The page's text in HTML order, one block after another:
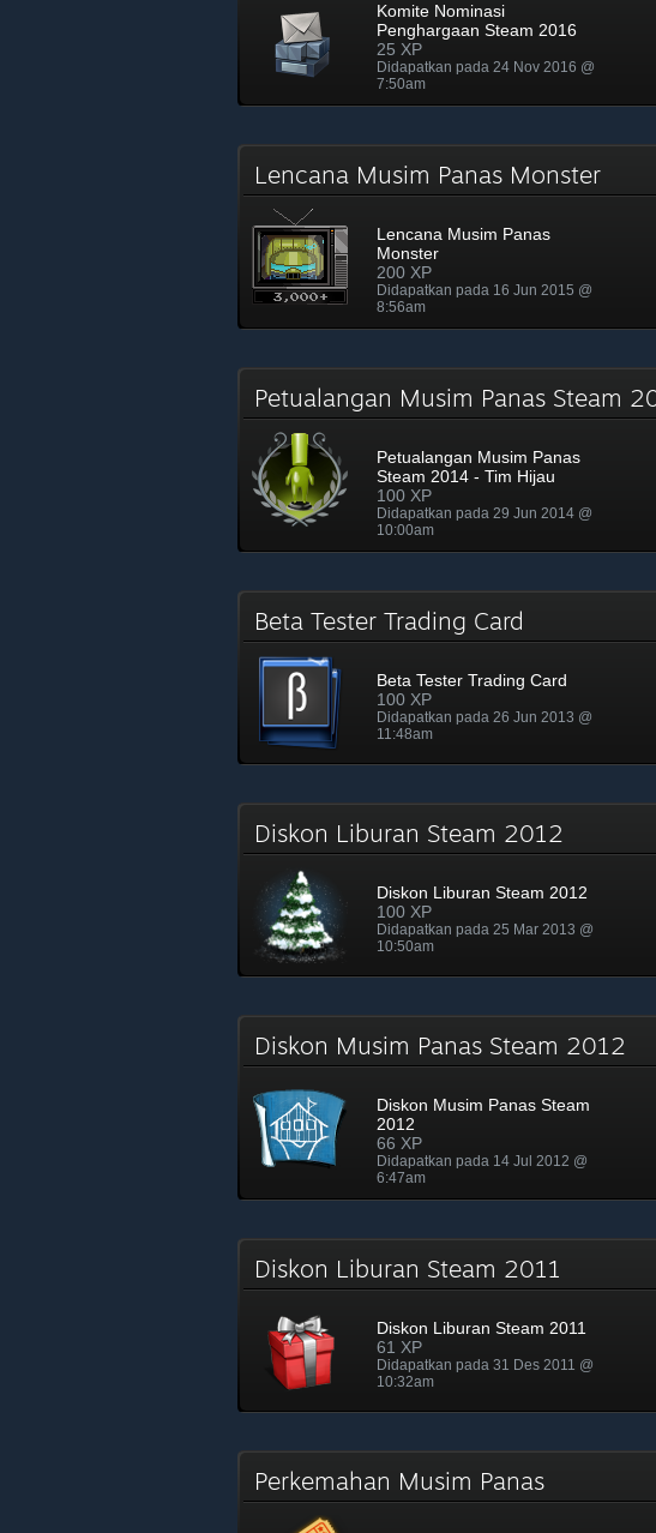
Komite Nominasi
Penghargaan Steam 2016
25 XP
Didapatkan pada 24 Nov 2016 @
7:50am
Lencana Musim Panas Monster
Lencana Musim Panas
Monster
200 XP
Didapatkan pada 16 Jun 2015 @
8:56am
Petualangan Musim Panas Steam
Petualangan Musim Panas
Steam 2014 - Tim Hijau
100 XP
Didapatkan pada 29 Jun 2014 @
10:00am
Beta Tester Trading Card
Beta Tester Trading Card
100 XP
Didapatkan pada 26 Jun 2013 @
11:48am
Diskon Liburan Steam 2012
Diskon Liburan Steam 2012
100 XP
Didapatkan pada 25 Mar 2013 @
10:50am
Diskon Musim Panas Steam 2012
Diskon Musim Panas Steam
2012
66 XP
Didapatkan pada 14 Jul 2012 @
6:47am
Diskon Liburan Steam 2011
Diskon Liburan Steam 2011
61 XP
Didapatkan pada 31 Des 2011 @
10:32am
Perkemahan Musim Panas